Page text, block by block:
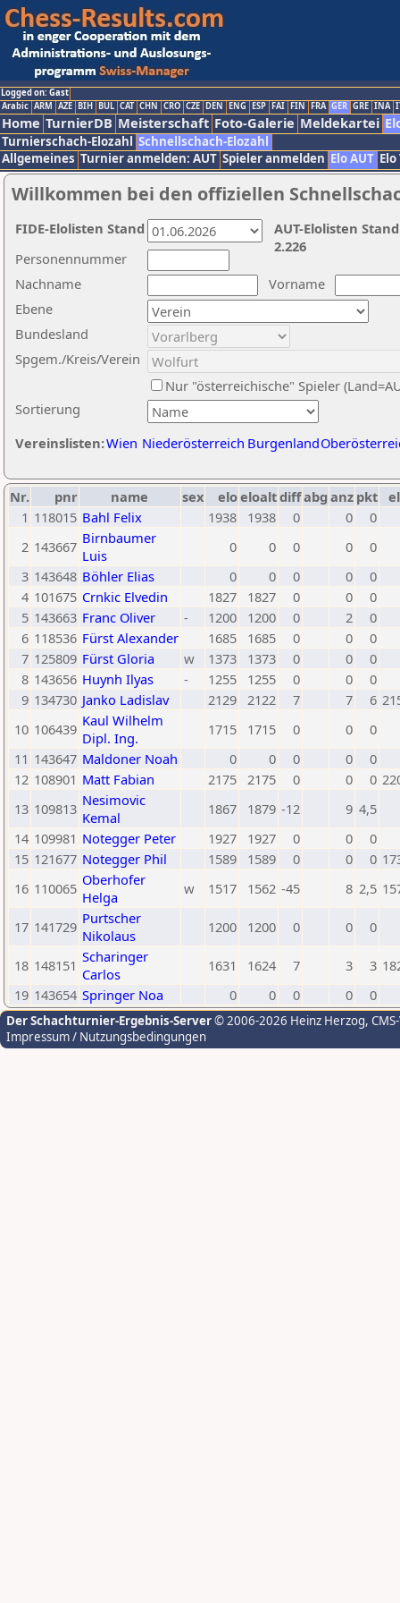
Logged on: Gast
Arabic ARM AZE BIH BUL CAT CHN CRO CZE DEN ENG ESP FAI FIN FRA GER GRE INA
Home TurnierDB Meisterschaft Foto-Galerie Meldekartei
Turnierschach-Elozahl Schnellschach-Elozahl
Allgemeines Turnier anmelden: AUT Spieler anmelden Elo AUT
Willkommen bei den offiziellen
Nachname
Vorname
Ebene
Sortierung
Personennummer
Bundesland
Spgem./Kreis/Verein
Nur "österreichische" Spieler
Vereinslisten:Wien Niederösterreich Burgenland
AUT-Elolisten
2.226
FIDE-Elolisten Stand
Nr. pnr name sex eloeloaltdiffabg anz pkt
1 118015 Bahl Felix 1938 1938 0 0
0
2 143667 Birnbaumer
Luis
0 0 0 0
0
3 143648 Böhler Elias 0 0 0 0
0
4 101675 Crnkic Elvedin 1827 1827 0 0
0
5 143663 Franc Oliver - 1200 1200 0 2
0
6 118536 Fürst Alexander 1685 1685 0 0
0
7 125809 Fürst Gloria w 1373 1373 0 0
0
8 143656 Huynh Ilyas - 1255 1255 0 0
0
9 134730 Janko Ladislav 2129 2122 7 7 6
10 106439 Kaul Wilhelm
Dipl. Ing.
1715 1715 0 0
0
11 143647 Maldoner Noah 0 0 0 0
0
12 108901 Matt Fabian 2175 2175 0 0 0
13 109813 Nesimovic
Kemal
1867 1879 -12 9 4,5
14 109981 Notegger Peter 1927 1927 0 0
0
15 121677 Notegger Phil 1589 1589 0 0 0
16 110065 Oberhofer
Helga
w 1517 1562 -45 8 2,5
17 141729 Purtscher
Nikolaus
1200 1200 0 0 0
18 148151 Scharinger
Carlos
1631 1624 7 3 3
19 143654 Springer Noa 0 0 0 0 0
Der Schachturnier-Ergebnis-Server© 2006-2026 Heinz Herzog,
Impressum / Nutzungsbedingungen